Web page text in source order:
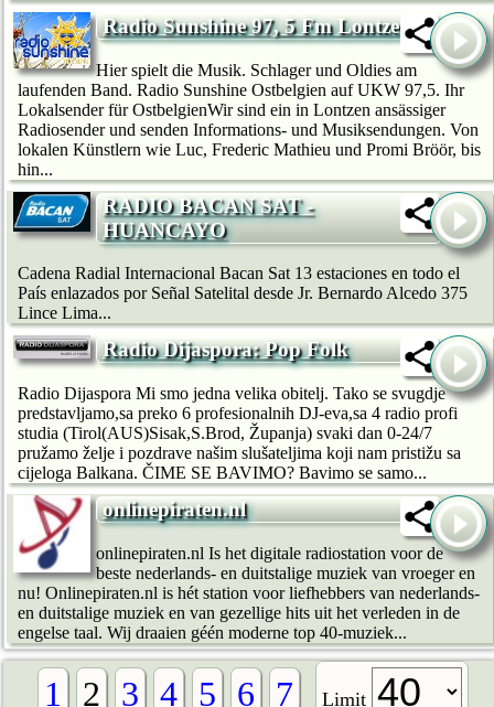
Radio Sunshine 97, 5 Fm Lontzen
Hier spielt die Musik. Schlager und Oldies am
laufenden Band. Radio Sunshine Ostbelgien auf UKW 97,5. Ihr
Lokalsender für OstbelgienWir sind ein in Lontzen ansässiger
Radiosender und senden Informations- und Musiksendungen. Von
lokalen Künstlern wie Luc, Frederic Mathieu und Promi Bröör, bis
hin...
RADIO BACAN SAT -
HUANCAYO
Cadena Radial Internacional Bacan Sat 13 estaciones en todo el
País enlazados por Señal Satelital desde Jr. Bernardo Alcedo 375
Lince Lima...
Radio Dijaspora: Pop Folk
Radio Dijaspora Mi smo jedna velika obitelj. Tako se svugdje
predstavljamo,sa preko 6 profesionalnih DJ-eva,sa 4 radio profi
studia (Tirol(AUS)Sisak,S.Brod, Županja) svaki dan 0-24/7
pružamo želje i pozdrave našim slušateljima koji nam pristižu sa
cijeloga Balkana. ČIME SE BAVIMO? Bavimo se samo...
onlinepiraten.nl
onlinepiraten.nl Is het digitale radiostation voor de
beste nederlands- en duitstalige muziek van vroeger en
nu! Onlinepiraten.nl is hét station voor liefhebbers van nederlands-
en duitstalige muziek en van gezellige hits uit het verleden in de
engelse taal. Wij draaien géén moderne top 40-muziek...
1 2 3 4 5 6 7 Limit